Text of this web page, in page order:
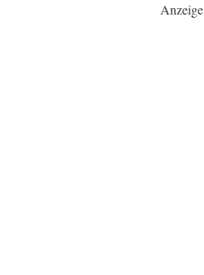
Anzeige